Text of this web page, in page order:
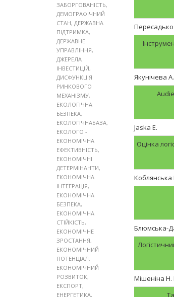
ЗАБОРГОВАНІСТЬ,
ДЕМОГРАФІЧНИЙ
СТАН, ДЕРЖАВНА
ПІДТРИМКА,
ДЕРЖАВНЕ
УПРАВЛІННЯ,
ДЖЕРЕЛА
ІНВЕСТИЦІЙ,
ДИСФУНКЦІЯ
РИНКОВОГО
МЕХАНІЗМУ,
ЕКОЛОГІЧНА
БЕЗПЕКА,
ЕКОЛОГІЧНАБАЗА,
ЕКОЛОГО -
ЕКОНОМІЧНА
ЕФЕКТИВНІСТЬ,
ЕКОНОМІЧНІ
ДЕТЕРМІНАНТИ,
ЕКОНОМІЧНА
ІНТЕГРАЦІЯ,
ЕКОНОМІЧНА
БЕЗПЕКА,
ЕКОНОМІЧНА
СТІЙКІСТЬ,
ЕКОНОМІЧНЕ
ЗРОСТАННЯ,
ЕКОНОМІЧНИЙ
ПОТЕНЦІАЛ,
ЕКОНОМІЧНИЙ
РОЗВИТОК,
ЕКСПОРТ,
ЕНЕРГЕТИКА,
Пересадько
Якунічева
Jaska E.
Оцінка
Коблянська
Блюмська-
Мішеніна